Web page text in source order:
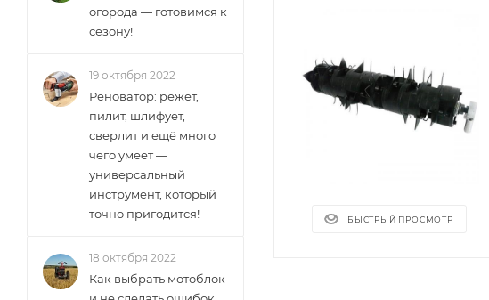
БЫСТРЫЙ ПРОСМОТР
огорода — готовимся к
сезону!
19 октября 2022
Реноватор: режет,
пилит, шлифует,
сверлит и ещё много
чего умеет —
универсальный
инструмент, который
точно пригодится!
18 октября 2022
Как выбрать мотоблок